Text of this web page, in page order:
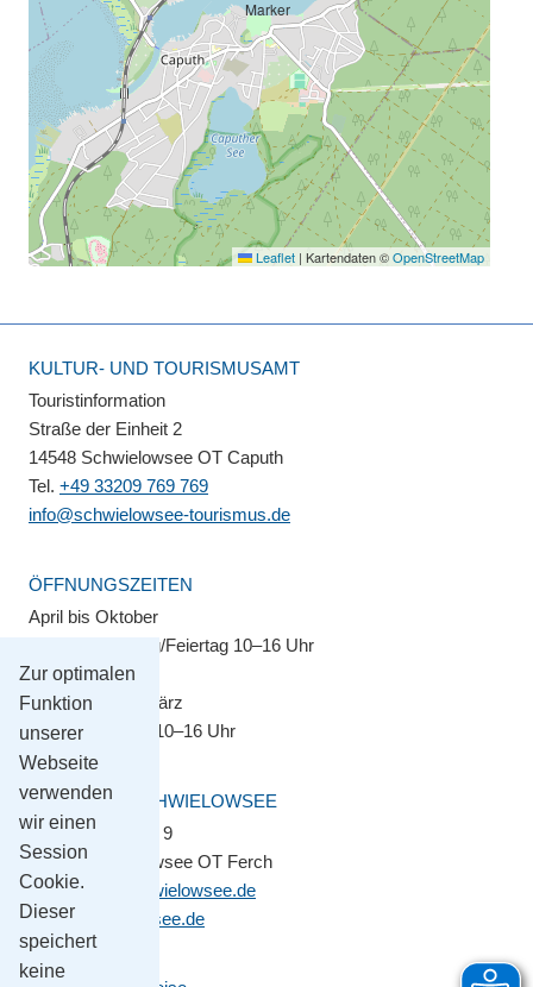
Zur optimalen
Funktion
unserer
Webseite
verwenden
wir einen
Session
Cookie.
Dieser
speichert
keine
Leaflet | Kartendaten ©OpenStreetMap
KULTUR- UND TOURISMUSAMT
Touristinformation
Straße der Einheit 2
14548 Schwielowsee OT Caputh
Tel. +49 33209 769 769
info@schwielowsee-tourismus.de
ÖFFNUNGSZEITEN
April bis Oktober
Montag–Sonntag/Feiertag 10–16 Uhr
November bis März
Montag–Freitag 10–16 Uhr
GEMEINDE SCHWIELOWSEE
Potsdamer Platz 9
14548 Schwielowsee OT Ferch
gemeinde@schwielowsee.de
www.schwielowsee.de